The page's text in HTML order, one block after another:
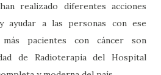
realizado diferentes acciones
ayudar a las personas con ese
pacientes con cáncer son
de Radioterapia del Hospital